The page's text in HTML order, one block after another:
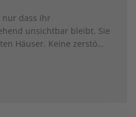
nur dass ihr
unsichtbar bleibt. Sie
Häuser. Keine zerstö…